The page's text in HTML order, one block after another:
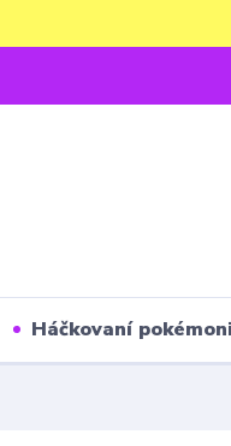
Háčkovaní pokémoni